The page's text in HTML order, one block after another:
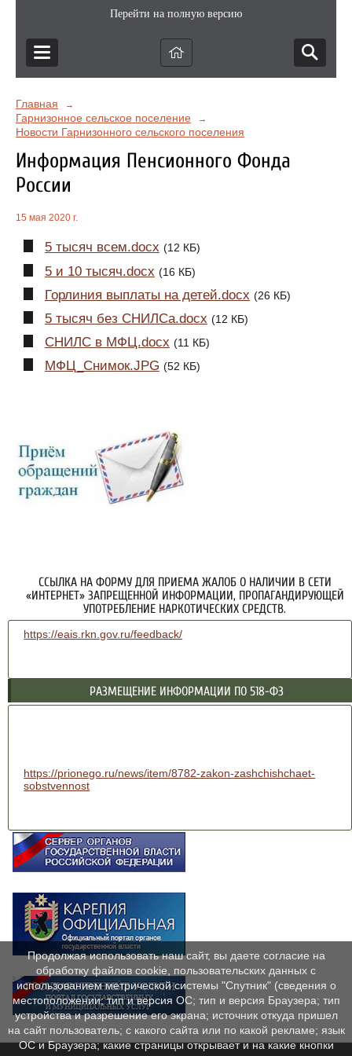
Перейти на полную версию
Главная →
Гарнизонное сельское поселение →
Новости Гарнизонного сельского поселения
Информация Пенсионного Фонда
России
15 мая 2020 г.
5 тысяч всем.docx (12 КБ)
5 и 10 тысяч.docx (16 КБ)
Горлиния выплаты на детей.docx (26 КБ)
5 тысяч без СНИЛСа.docx (12 КБ)
СНИЛС в МФЦ.docx (11 КБ)
МФЦ_Снимок.JPG (52 КБ)
ССЫЛКА НА ФОРМУ ДЛЯ ПРИЕМА ЖАЛОБ О НАЛИЧИИ В СЕТИ
«ИНТЕРНЕТ» ЗАПРЕЩЕННОЙ ИНФОРМАЦИИ, ПРОПАГАНДИРУЮЩЕЙ
УПОТРЕБЛЕНИЕ НАРКОТИЧЕСКИХ СРЕДСТВ.
https://eais.rkn.gov.ru/feedback/
РАЗМЕЩЕНИЕ ИНФОРМАЦИИ ПО 518-ФЗ
https://prionego.ru/news/item/8782-zakon-zashchishchaet-
sobstvennost
Продолжая использовать наш сайт, вы даете согласие на
обработку файлов cookie, пользовательских данных с
использованием метрической системы "Спутник" (сведения о
местоположении; тип и версия ОС; тип и версия Браузера; тип
устройства и разрешение его экрана; источник откуда пришел
на сайт пользователь; с какого сайта или по какой рекламе; язык
ОС и Браузера; какие страницы открывает и на какие кнопки